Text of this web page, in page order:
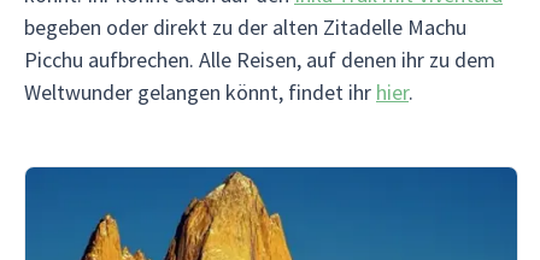
begeben oder direkt zu der alten Zitadelle Machu
Picchu aufbrechen. Alle Reisen, auf denen ihr zu dem
Weltwunder gelangen könnt, findet ihr hier.